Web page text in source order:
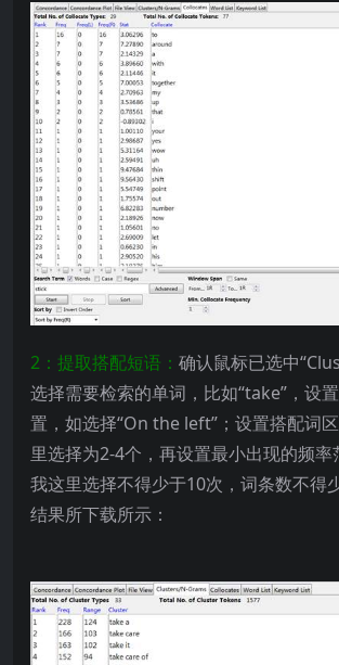
2：提取搭配短语： 确认鼠标已选中
选择需要检索的单词，比如“take”，设
置，如选择“On the left”；设置搭配词
里选择为2-4个，再设置最小出现的频率
我这里选择不得少于10次，词条数不得
结果所下载所示：